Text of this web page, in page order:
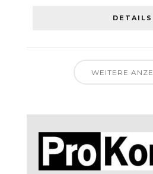
DETAILS
WEITERE